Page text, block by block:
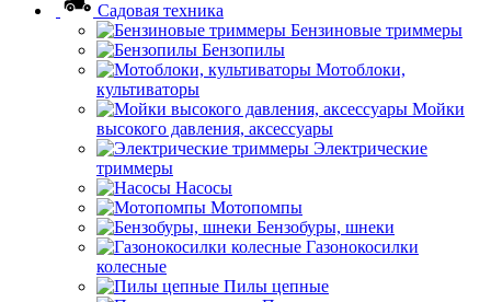
Садовая техника
Бензиновые триммеры
Бензопилы
Мотоблоки,
культиваторы
Мойки
высокого давления, аксессуары
Электрические
триммеры
Насосы
Мотопомпы
Бензобуры, шнеки
Газонокосилки
колесные
Пилы цепные